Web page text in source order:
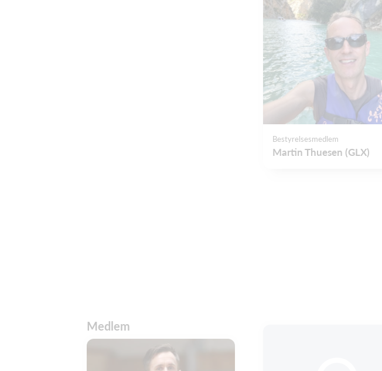
Bestyrelsesmedlem
Martin Thuesen (GLX)
Medlem